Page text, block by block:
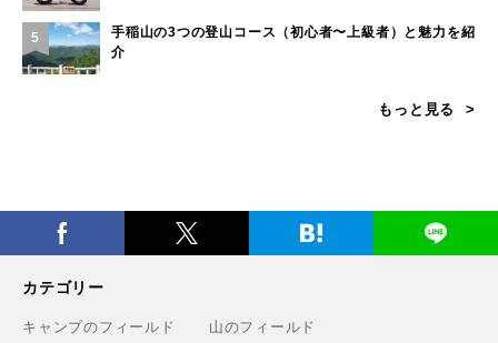
5
手稲山の3つの登山コース（初心者〜上級者）と魅力を紹
介
もっと見る
カテゴリー
キャンプのフィールド
山のフィールド